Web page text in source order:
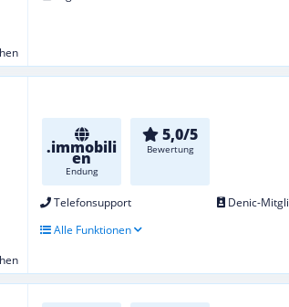
.immobili
en
Endung
5,0/5
Bewertung
Telefonsupport
Denic-
Alle Funktionen